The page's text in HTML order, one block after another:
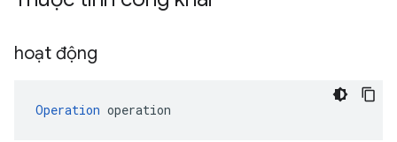
hoạt động
Operation operation